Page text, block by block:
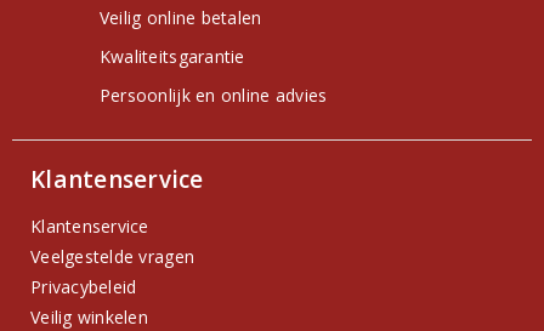
Veilig online betalen
Kwaliteitsgarantie
Persoonlijk en online advies
Klantenservice
Klantenservice
Veelgestelde vragen
Privacybeleid
Veilig winkelen